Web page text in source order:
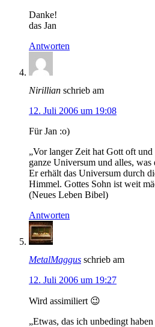
Danke!
das Jan
Antworten
Nirillian schrieb am
12. Juli 2006 um 19:08
Für Jan :o)
„Vor langer Zeit hat Gott oft und
ganze Universum und alles,
Er erhält das Universum durch
Himmel. Gottes Sohn ist weit
(Neues Leben Bibel)
Antworten
MetalMaggus schrieb am
12. Juli 2006 um 19:27
Wird assimiliert 😉
„Etwas, das ich unbedingt